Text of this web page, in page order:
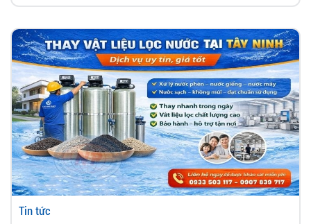
Tin tức